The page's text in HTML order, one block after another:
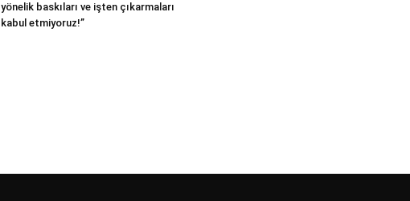
yönelik baskıları ve işten çıkarmaları
kabul etmiyoruz!”